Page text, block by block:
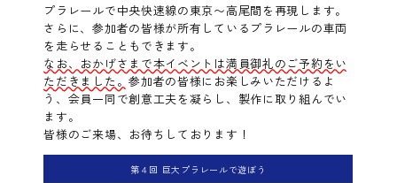
プラレールで中央快速線の東京〜高尾間を再現します。
さらに、参加者の皆様が所有しているプラレールの車両
を走らせることもできます。
なお、おかげさまで本イベントは満員御礼のご予約をい
ただきました。参加者の皆様にお楽しみいただけるよ
う、会員一同で創意工夫を凝らし、製作に取り組んでい
ます。
皆様のご来場、お待ちしております！
第４回 巨大プラレールで遊ぼう